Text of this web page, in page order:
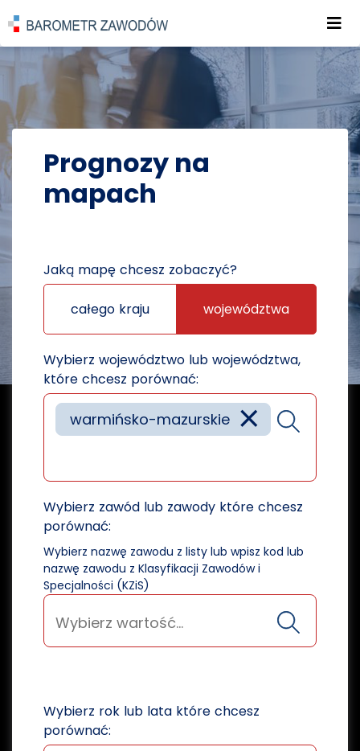
POWRÓT DO STRONY GŁÓWNEJ
PROGNOZY PROGNOZY NA MAPACH
Prognozy na
mapach
Jaką mapę chcesz zobaczyć?
całego kraju województwa
Wybierz województwo lub województwa,
które chcesz porównać:
×
warmińsko-mazurskie
Wybierz zawód lub zawody które chcesz
porównać:
Wybierz nazwę zawodu z listy lub wpisz kod lub
nazwę zawodu z Klasyfikacji Zawodów i
Specjalności (KZiS)
Wybierz rok lub lata które chcesz
porównać: